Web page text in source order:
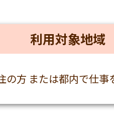
利用対象地域
の方 または都内で仕事